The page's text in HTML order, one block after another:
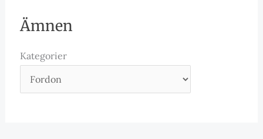
Ämnen
Kategorier